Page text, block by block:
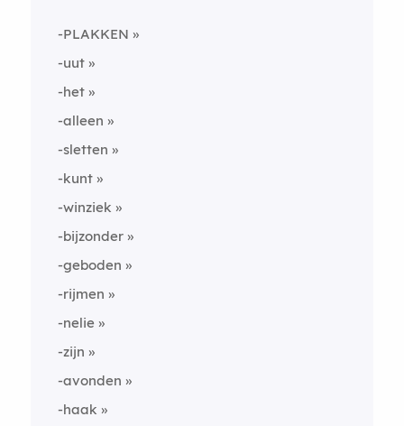
-PLAKKEN
-uut
-het
-alleen
-sletten
-kunt
-winziek
-bijzonder
-geboden
-rijmen
-nelie
-zijn
-avonden
-haak